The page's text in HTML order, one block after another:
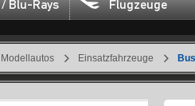
Blu-Rays Flugzeuge
Modellautos Einsatzfahrzeuge